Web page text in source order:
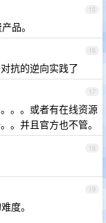
15
品。
16
抗的逆向实践了
17
。。或者有在线资源
。并且官方也不管。
18
19
度。